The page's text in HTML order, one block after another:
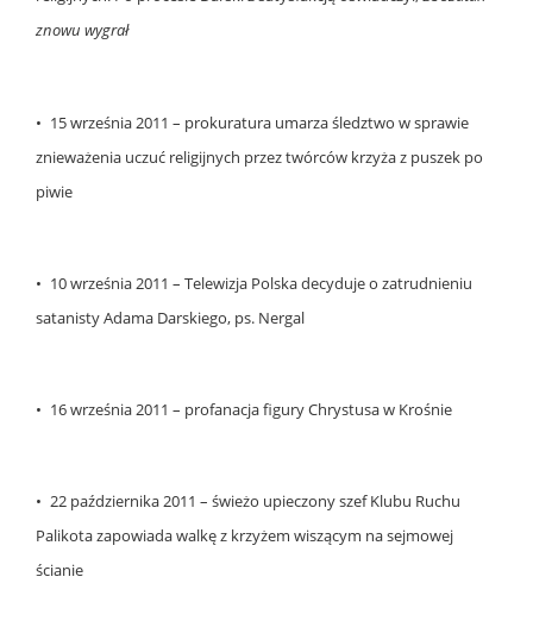
znowu wygrał
• 15 września 2011 – prokuratura umarza śledztwo w sprawie
znieważenia uczuć religijnych przez twórców krzyża z puszek po
piwie
• 10 września 2011 – Telewizja Polska decyduje o zatrudnieniu
satanisty Adama Darskiego, ps. Nergal
• 16 września 2011 – profanacja figury Chrystusa w Krośnie
• 22 października 2011 – świeżo upieczony szef Klubu Ruchu
Palikota zapowiada walkę z krzyżem wiszącym na sejmowej
ścianie